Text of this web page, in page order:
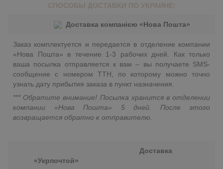
СПОСОБЫ ДОСТАВКИ ПО УКРАИНЕ:
Доставка компанією «Нова Пошта»
Заказ комплектуется и передается в отделение компании
«Нова Пошта» в течение 1-3 рабочих дней. Как только
ваша посылка отправляется к вам – вы получаете SMS-
сообщение с номером ТТН, по которому можно точно
узнать дату прибытия заказа в пункт назначения.
*** Обратите внимание! Посылка хранится в отделении
компании «Нова Пошта» 5 дней. После этого
возвращается обратно к отправителю.
Доставка
«Укрпочтой»